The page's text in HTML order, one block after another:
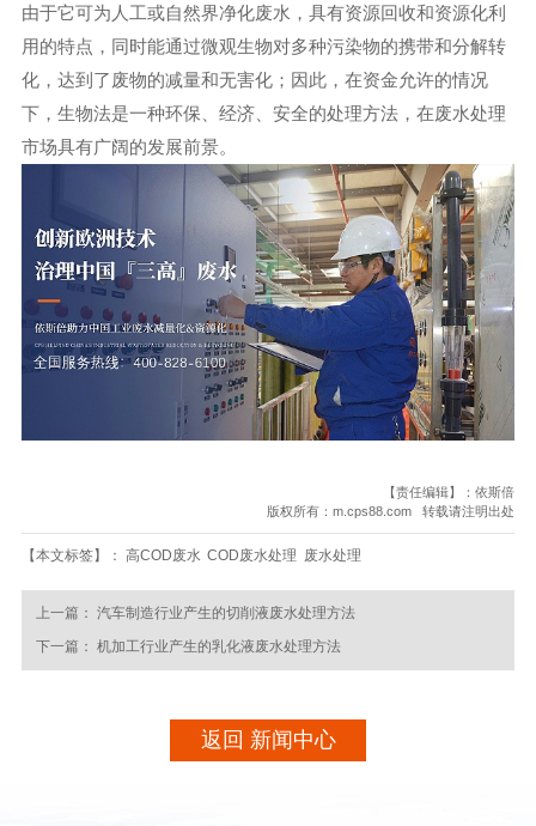
由于它可为人工或自然界净化废水，具有资源回收和资源化利
用的特点，同时能通过微观生物对多种污染物的携带和分解转
化，达到了废物的减量和无害化；因此，在资金允许的情况
下，生物法是一种环保、经济、安全的处理方法，在废水处理
市场具有广阔的发展前景。
【责任编辑】：依斯倍
版权所有：m.cps88.com 转载请注明出处
【本文标签】： 高COD废水 COD废水处理 废水处理
上一篇： 汽车制造行业产生的切削液废水处理方法
下一篇： 机加工行业产生的乳化液废水处理方法
返回 新闻中心